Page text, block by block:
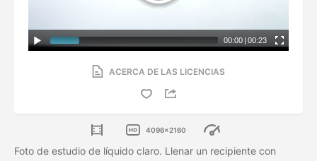
00:00 | 00:23
ACERCA DE LAS LICENCIAS
4096x2160
Foto de estudio de líquido claro. Llenar un recipiente con